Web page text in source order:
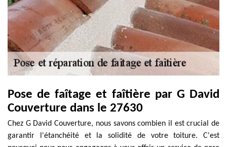
Pose de faîtage et faîtière par G David
Couverture dans le 27630
Chez G David Couverture, nous savons combien il est crucial de
garantir l'étanchéité et la solidité de votre toiture. C'est